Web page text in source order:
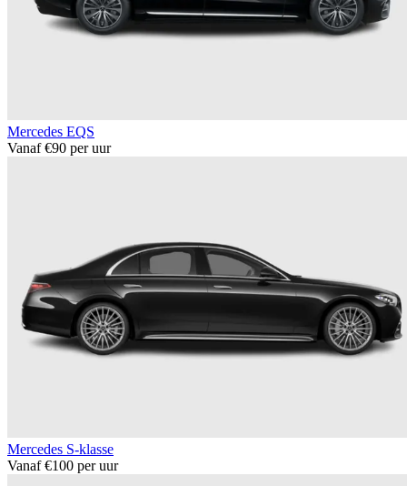
Mercedes EQS
Vanaf €90 per uur
Mercedes S-klasse
Vanaf €100 per uur